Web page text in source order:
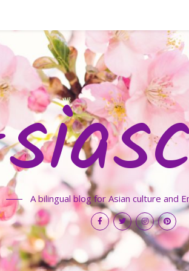
A bilingual blog for Asian culture and